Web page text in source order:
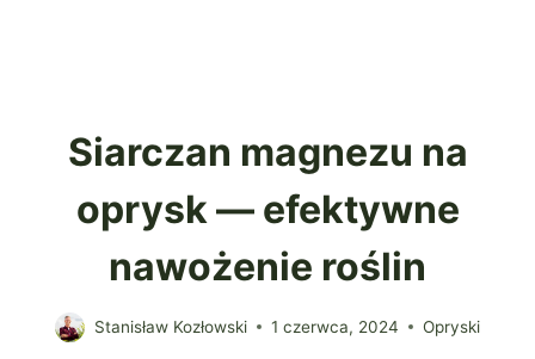
Siarczan magnezu na
oprysk — efektywne
nawożenie roślin
Stanisław Kozłowski 1 czerwca, 2024 Opryski